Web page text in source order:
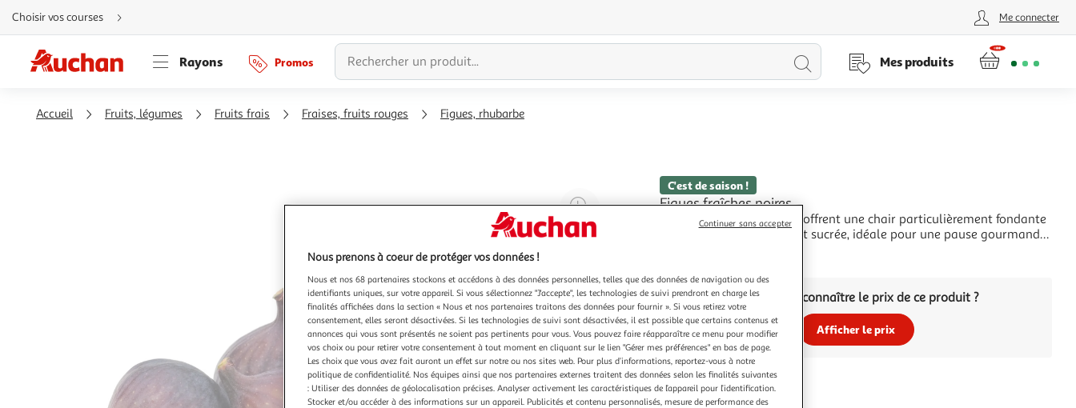
Aller
directement
au
Aller
directement
à
Aller
directement
Choisir vos courses Me connecter
Rayons Promos
Lancer
Mes produits
Accueil Fruits, légumes Fruits frais Fraises, fruits rouges Figues, rhubarbe
Agrandir
l'illustration
à
Réduire
à
100
%
Partager
le
produit
C'est de saison !
Figues fraîches noires
Ces figues fraîches noires offrent une chair particulièrement fondante
et une saveur intensément sucrée, idéale pour une pause gourmande
à merveille dans un
Vous voulez connaître le prix de ce produit ?
Afficher le prix
Nous prenons à coeur de protéger vos données !
Nous et nos 68 partenaires stockons et accédons à des données personnelles, telles que des données de navigation ou des
identifiants uniques, sur votre appareil. Si vous sélectionnez "J'accepte", les technologies de suivi prendront en charge les
finalités affichées dans la section « Nous et nos partenaires traitons des données pour fournir ». Si vous retirez votre
consentement, elles seront désactivées. Si les technologies de suivi sont désactivées, il est possible que certains contenus et
annonces qui vous sont présentés ne soient pas pertinents pour vous. Vous pouvez faire réapparaître ce menu pour modifier
vos choix ou pour retirer votre consentement à tout moment en cliquant sur le lien "Gérer mes préférences" en bas de page.
Les choix que vous avez fait auront un effet sur notre ou nos sites web. Pour plus d’informations, reportez-vous à notre
politique de confidentialité. Nos équipes ainsi que nos partenaires externes traitent des données selon les finalités suivantes
: Utiliser des données de géolocalisation précises. Analyser activement les caractéristiques de l’appareil pour l’identification.
Stocker et/ou accéder à des informations sur un appareil. Publicités et contenu personnalisés, mesure de performance des
Continuer sans accepter